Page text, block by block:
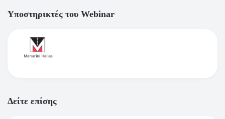
Υποστηρικτές του Webinar
Δείτε επίσης